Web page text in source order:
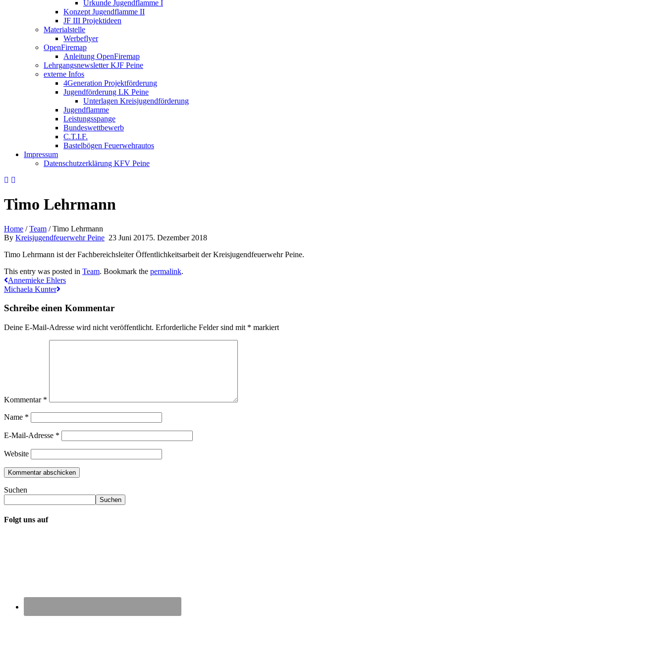
Urkunde Jugendflamme I
Konzept Jugendflamme II
JF III Projektideen
Materialstelle
Werbeflyer
OpenFiremap
Anleitung OpenFiremap
Lehrgangsnewsletter KJF Peine
externe Infos
4Generation Projektförderung
Jugendförderung LK Peine
Unterlagen Kreisjugendförderung
Jugendflamme
Leistungsspange
Bundeswettbewerb
C.T.I.F.
Bastelbögen Feuerwehrautos
Impressum
Datenschutzerklärung KFV Peine
Timo Lehrmann
Home /Team /Timo Lehrmann
By Kreisjugendfeuerwehr Peine 23 Juni 20175. Dezember 2018
Timo Lehrmann ist der Fachbereichsleiter Öffentlichkeitsarbeit der Kreisjugendfeuerwehr Peine.
This entry was posted in Team. Bookmark the permalink.
Annemieke Ehlers
Michaela Kunter
Schreibe einen Kommentar
Deine E-Mail-Adresse wird nicht veröffentlicht. Erforderliche Felder sind mit * markiert
Kommentar *
Name *
E-Mail-Adresse *
Website
Suchen
Suchen
Folgt uns auf